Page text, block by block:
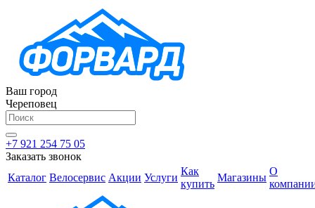
Ваш город
Череповец
+7 921 254 75 05
Заказать звонок
Каталог Велосервис Акции Услуги
Как
купить
Магазины
О